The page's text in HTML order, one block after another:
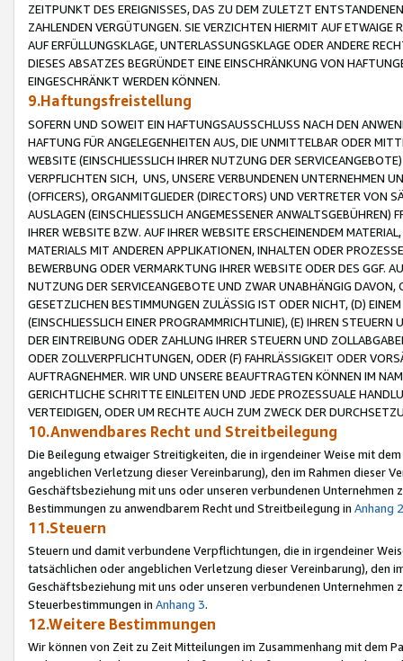
ZEITPUNKT DES EREIGNISSES, DAS ZU DEM ZULETZT
ZAHLENDEN VERGÜTUNGEN. SIE VERZICHTEN HIERMIT AUF
AUF ERFÜLLUNGSKLAGE, UNTERLASSUNGSKLAGE ODER ANDERE
DIESES ABSATZES BEGRÜNDET EINE EINSCHRÄNKUNG VON
EINGESCHRÄNKT WERDEN KÖNNEN.
9.Haftungsfreistellung
SOFERN UND SOWEIT EIN HAFTUNGSAUSSCHLUSS NACH DEN
HAFTUNG FÜR ANGELEGENHEITEN AUS, DIE UNMITTELBAR ODER
WEBSITE (EINSCHLIESSLICH IHRER NUTZUNG DER
VERPFLICHTEN SICH, UNS, UNSERE VERBUNDENEN UNTERNEHMEN
(OFFICERS), ORGANMITGLIEDER (DIRECTORS) UND VERTRETER VON
AUSLAGEN (EINSCHLIESSLICH ANGEMESSENER
IHRER WEBSITE BZW. AUF IHRER WEBSITE ERSCHEINENDEM
MATERIALS MIT ANDEREN APPLIKATIONEN, INHALTEN ODER
BEWERBUNG ODER VERMARKTUNG IHRER WEBSITE ODER DES GGF.
NUTZUNG DER SERVICEANGEBOTE UND ZWAR UNABHÄNGIG
GESETZLICHEN BESTIMMUNGEN ZULÄSSIG IST ODER NICHT, (D)
(EINSCHLIESSLICH EINER PROGRAMMRICHTLINIE), (E) IHREN
DER EINTREIBUNG ODER ZAHLUNG IHRER STEUERN UND
ODER ZOLLVERPFLICHTUNGEN, ODER (F) FAHRLÄSSIGKEIT ODER
AUFTRAGNEHMER. WIR UND UNSERE BEAUFTRAGTEN KÖNNEN IM
GERICHTLICHE SCHRITTE EINLEITEN UND JEDE PROZESSUALE
VERTEIDIGEN, ODER UM RECHTE AUCH ZUM ZWECK DER
10.Anwendbares Recht und Streitbeilegung
Die Beilegung etwaiger Streitigkeiten, die in irgendeiner Weise mit
angeblichen Verletzung dieser Vereinbarung), den im Rahmen dieser
Geschäftsbeziehung mit uns oder unseren verbundenen
Bestimmungen zu anwendbarem Recht und Streitbeilegung in Anhang 2
11.Steuern
Steuern und damit verbundene Verpflichtungen, die in irgendeiner
tatsächlichen oder angeblichen Verletzung dieser Vereinbarung), den
Geschäftsbeziehung mit uns oder unseren verbundenen
Steuerbestimmungen in Anhang 3.
12.Weitere Bestimmungen
Wir können von Zeit zu Zeit Mitteilungen im Zusammenhang mit dem